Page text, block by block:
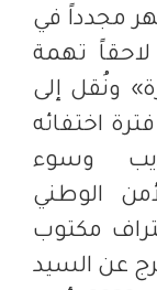
مجدداً في
لاحقاً تهمة
ونُقل إلى
اختفائه
وسوء
الوطني
مكتوب
4 أكتوبر 2019، أُفرج عن السيد